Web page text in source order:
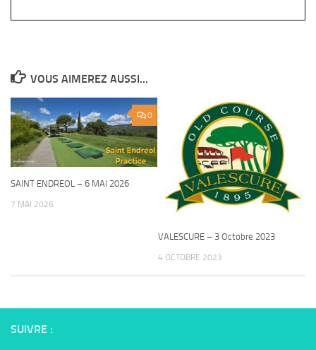
VOUS AIMEREZ AUSSI...
0
SAINT ENDREOL – 6 MAI 2026
7 MAI 2026
VALESCURE – 3 Octobre 2023
4 OCTOBRE 2023
SUIVRE :